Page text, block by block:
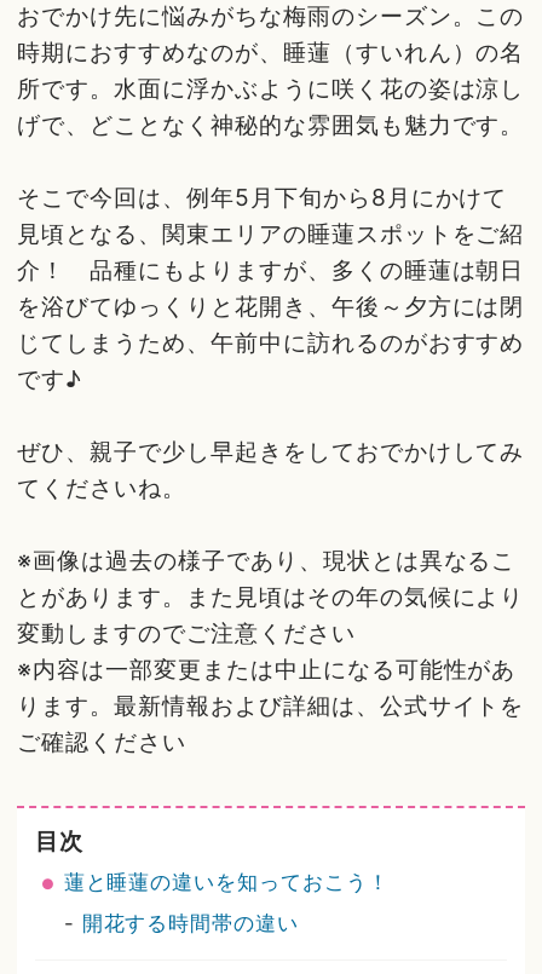
おでかけ先に悩みがちな梅雨のシーズン。この
時期におすすめなのが、睡蓮（すいれん）の名
所です。水面に浮かぶように咲く花の姿は涼し
げで、どことなく神秘的な雰囲気も魅力です。
そこで今回は、例年5月下旬から8月にかけて
見頃となる、関東エリアの睡蓮スポットをご紹
介！ 品種にもよりますが、多くの睡蓮は朝日
を浴びてゆっくりと花開き、午後～夕方には閉
じてしまうため、午前中に訪れるのがおすすめ
です♪
ぜひ、親子で少し早起きをしておでかけしてみ
てくださいね。
※画像は過去の様子であり、現状とは異なるこ
とがあります。また見頃はその年の気候により
変動しますのでご注意ください
※内容は一部変更または中止になる可能性があ
ります。最新情報および詳細は、公式サイトを
ご確認ください
目次
蓮と睡蓮の違いを知っておこう！
- 開花する時間帯の違い